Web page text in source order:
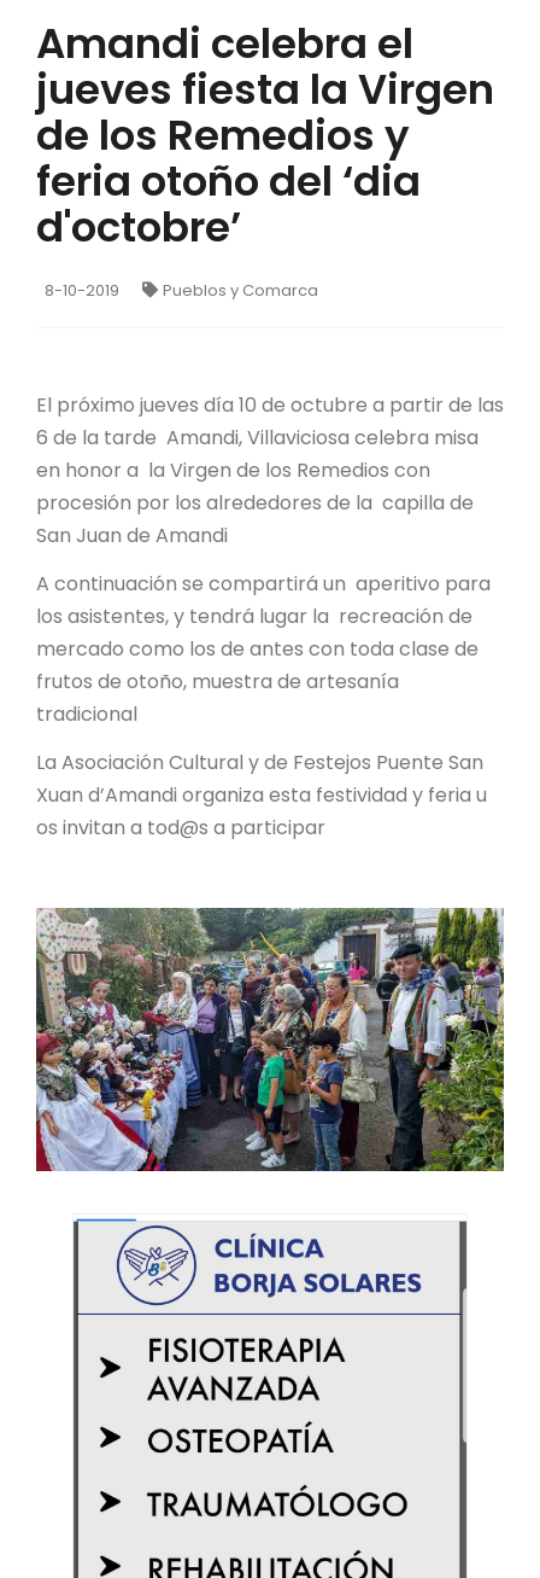
Amandi celebra el
jueves fiesta la Virgen
de los Remedios y
feria otoño del ‘dia
d'octobre’
8-10-2019 Pueblos y Comarca
El próximo jueves día 10 de octubre a partir de las
6 de la tarde Amandi, Villaviciosa celebra misa
en honor a la Virgen de los Remedios con
procesión por los alrededores de la capilla de
San Juan de Amandi
A continuación se compartirá un aperitivo para
los asistentes, y tendrá lugar la recreación de
mercado como los de antes con toda clase de
frutos de otoño, muestra de artesanía
tradicional
La Asociación Cultural y de Festejos Puente San
Xuan d’Amandi organiza esta festividad y feria u
os invitan a tod@s a participar